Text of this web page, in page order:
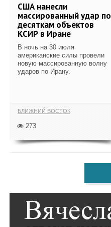
США нанесли
массированный удар по
десяткам объектов
КСИР в Иране
В ночь на 30 июля
американские силы провели
новую массированную волну
ударов по Ирану.
БЛИЖНИЙ ВОСТОК
273